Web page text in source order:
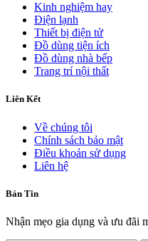
Kinh nghiệm hay
Điện lạnh
Thiết bị điện tử
Đồ dùng tiện ích
Đồ dùng nhà bếp
Trang trí nội thất
Liên Kết
Về chúng tôi
Chính sách bảo mật
Điều khoản sử dụng
Liên hệ
Bản Tin
Nhận mẹo gia dụng và ưu đãi